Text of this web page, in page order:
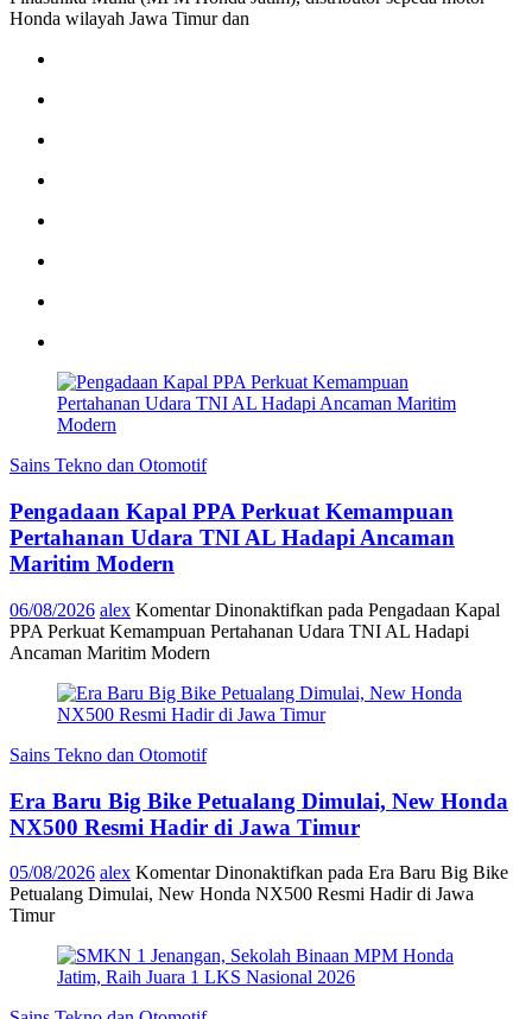
Honda wilayah Jawa Timur dan
Sains Tekno dan Otomotif
Pengadaan Kapal PPA Perkuat Kemampuan
Pertahanan Udara TNI AL Hadapi Ancaman
Maritim Modern
06/08/2026 alex Komentar Dinonaktifkan pada Pengadaan Kapal
PPA Perkuat Kemampuan Pertahanan Udara TNI AL Hadapi
Ancaman Maritim Modern
Sains Tekno dan Otomotif
Era Baru Big Bike Petualang Dimulai, New Honda
NX500 Resmi Hadir di Jawa Timur
05/08/2026 alex Komentar Dinonaktifkan pada Era Baru Big Bike
Petualang Dimulai, New Honda NX500 Resmi Hadir di Jawa
Timur